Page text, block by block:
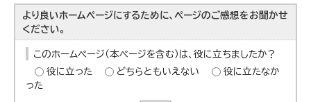
より良いホームページにするために、ページのご感想をお聞かせ
ください。
このホームページ（本ページを含む）は、役に立ちましたか？
役に立った
どちらともいえない
役に立たなか
った